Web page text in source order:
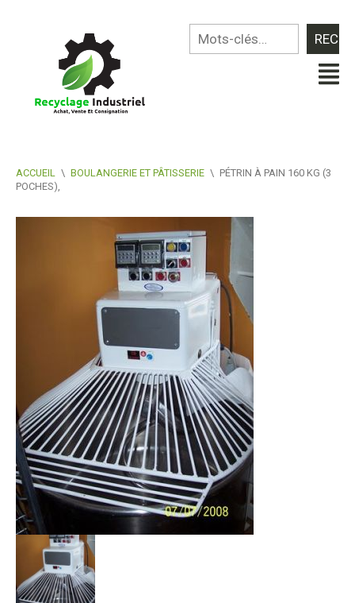
ACCUEIL \ BOULANGERIE ET PÂTISSERIE \ PÉTRIN À PAIN 160 KG (3
POCHES),